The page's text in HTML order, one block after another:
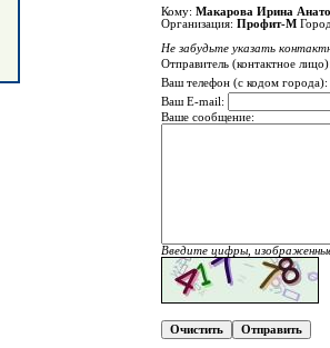
Кому: Макарова Ирина
Организация: Профит-М
Не забудьте указать
Отправитель (контактное
Ваш телефон (с кодом города):
Ваш E-mail:
Ваше сообщение:
Введите цифры,